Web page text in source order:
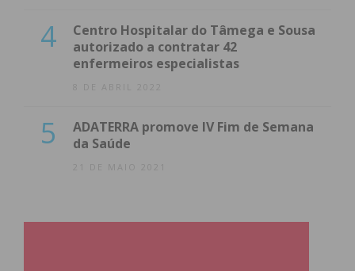
4
Centro Hospitalar do Tâmega e Sousa
autorizado a contratar 42
enfermeiros especialistas
8 DE ABRIL 2022
5
ADATERRA promove IV Fim de Semana
da Saúde
21 DE MAIO 2021